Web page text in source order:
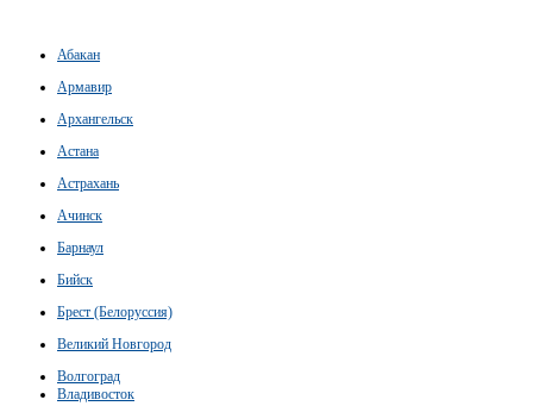
Абакан
Армавир
Архангельск
Астана
Астрахань
Ачинск
Барнаул
Бийск
Брест (Белоруссия)
Великий Новгород
Волгоград
Владивосток